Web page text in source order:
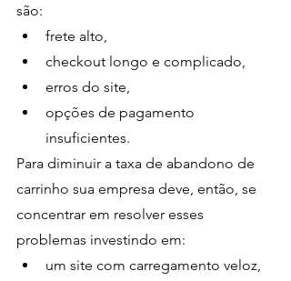
são:
frete alto,
checkout longo e complicado,
erros do site,
opções de pagamento
insuficientes.
Para diminuir a taxa de abandono de
carrinho sua empresa deve, então, se
concentrar em resolver esses
problemas investindo em:
um site com carregamento veloz,